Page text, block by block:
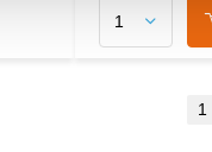
1